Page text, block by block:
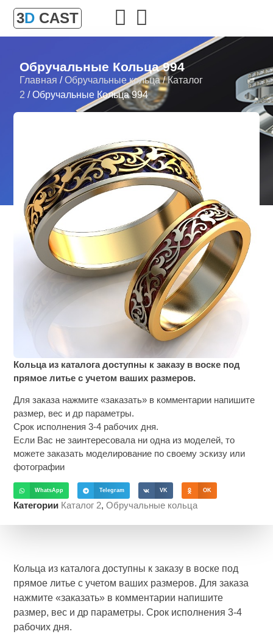
3D CAST
Обручальные Кольца 994
Главная /Обручальные кольца/Каталог
2 / Обручальные Кольца 994
Кольца из каталога доступны к заказу в воске под
прямое литье с учетом ваших размеров.
Для заказа нажмите «заказать» в комментарии напишите
размер, вес и др параметры.
Срок исполнения 3-4 рабочих дня.
Если Вас не заинтересовала ни одна из моделей, то
можете заказать моделирование по своему эскизу или
фотографии
WhatsApp Telegram VK OK
Категории Каталог 2,Обручальные кольца
Кольца из каталога доступны к заказу в воске под
прямое литье с учетом ваших размеров. Для заказа
нажмите «заказать» в комментарии напишите
размер, вес и др параметры. Срок исполнения 3-4
рабочих дня.